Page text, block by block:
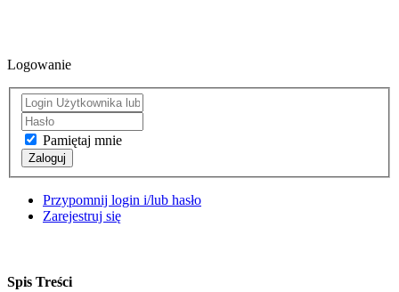
Logowanie
Pamiętaj mnie
Zaloguj
Przypomnij login i/lub hasło
Zarejestruj się
Spis Treści